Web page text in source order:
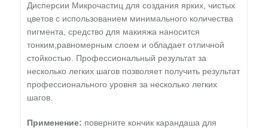
Дисперсии Микрочастиц для создания ярких, чистых
цветов с использованием минимального количества
пигмента, средство для макияжа наносится
тонким,равномерным слоем и обладает отличной
стойкостью. Профессиональный результат за
несколько легких шагов позволяет получить результат
профессионального уровня за несколько легких
шагов.
Применение: поверните кончик карандаша для